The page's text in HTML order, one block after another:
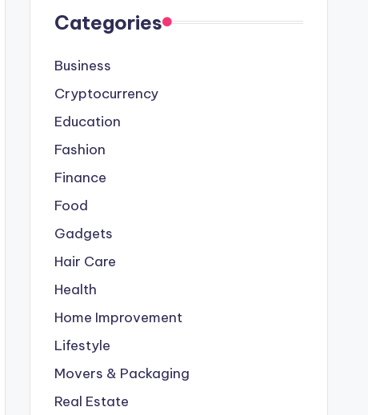
Categories
Business
Cryptocurrency
Education
Fashion
Finance
Food
Gadgets
Hair Care
Health
Home Improvement
Lifestyle
Movers & Packaging
Real Estate